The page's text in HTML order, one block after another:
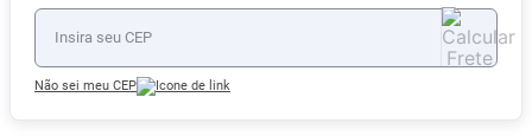
Não sei meu CEP